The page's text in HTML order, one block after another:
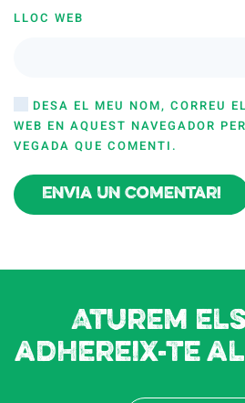
LLOC WEB
DESA EL MEU NOM, CORREU
WEB EN AQUEST NAVEGADOR
VEGADA QUE COMENTI.
Envia un comentari
Aturem els
adhereix-te